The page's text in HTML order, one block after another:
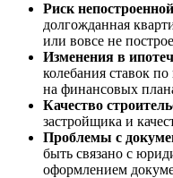
Риск
долгожданная
или вовсе не
Изменения в
колебания ставок по
на финансовых
Качество
застройщика и
Проблемы с
быть связано с
оформлением